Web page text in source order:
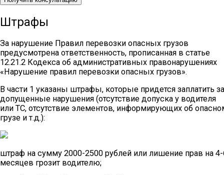
Штрафы
За нарушение Правил перевозки опасных грузов
предусмотрена ответственность, прописанная в статье
12.21.2 Кодекса об административных правонарушениях
«Нарушение правил перевозки опасных грузов».
В части 1 указаны штрафы, которые придется заплатить за
допущенные нарушения (отсутствие допуска у водителя
или ТС, отсутствие элементов, информирующих об
грузе и т.д.):
штраф на сумму 2000-2500 рублей или лишение прав на
месяцев грозит водителю;